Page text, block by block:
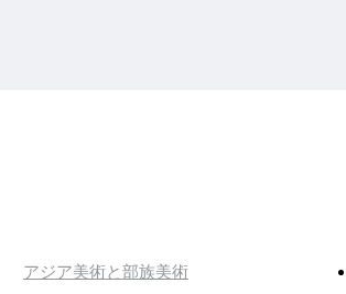
アジア美術と部族美術